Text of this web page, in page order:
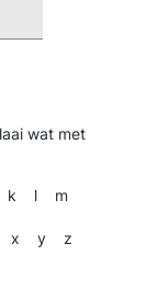
wat met
k l m
x y z